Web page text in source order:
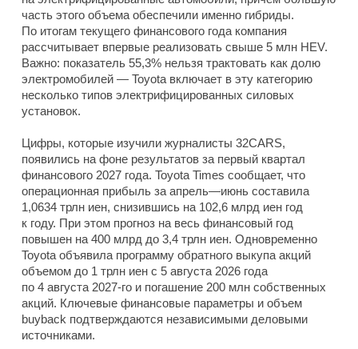
часть этого объема обеспечили именно гибриды.
По итогам текущего финансового года компания
рассчитывает впервые реализовать свыше 5 млн HEV.
Важно: показатель 55,3% нельзя трактовать как долю
электромобилей — Toyota включает в эту категорию
несколько типов электрифицированных силовых
установок.
Цифры, которые изучили журналисты 32CARS,
появились на фоне результатов за первый квартал
финансового 2027 года. Toyota Times сообщает, что
операционная прибыль за апрель—июнь составила
1,0634 трлн иен, снизившись на 102,6 млрд иен год
к году. При этом прогноз на весь финансовый год
повышен на 400 млрд до 3,4 трлн иен. Одновременно
Toyota объявила программу обратного выкупа акций
объемом до 1 трлн иен с 5 августа 2026 года
по 4 августа 2027-го и погашение 200 млн собственных
акций. Ключевые финансовые параметры и объем
buyback подтверждаются независимыми деловыми
источниками.